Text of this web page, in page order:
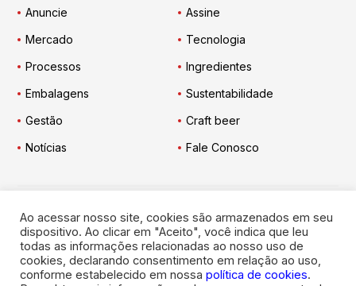
Anuncie
Assine
Mercado
Tecnologia
Processos
Ingredientes
Embalagens
Sustentabilidade
Gestão
Craft beer
Notícias
Fale Conosco
Engarrafador Moderno nas Redes:
Ao acessar nosso site, cookies são armazenados em seu
dispositivo. Ao clicar em "Aceito", você indica que leu
todas as informações relacionadas ao nosso uso de
cookies, declarando consentimento em relação ao uso,
conforme estabelecido em nossa política de cookies.